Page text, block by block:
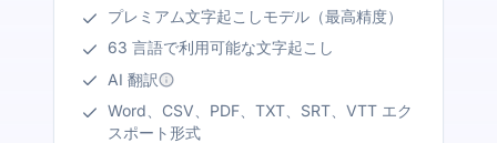
プレミアム文字起こしモデル（最高精度）
63 言語で利用可能な文字起こし
AI 翻訳
Word、CSV、PDF、TXT、SRT、VTT エク
スポート形式